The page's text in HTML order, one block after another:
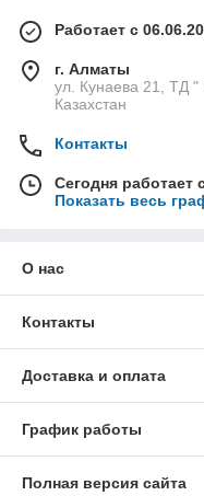
Работает с
г. Алматы
ул. Кунаева 21, ТД
Казахстан
Контакты
Сегодня работает
Показать весь
О нас
Контакты
Доставка и оплата
График работы
Полная версия сайта